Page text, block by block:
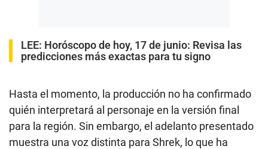
LEE: Horóscopo de hoy, 17 de junio: Revisa las
predicciones más exactas para tu signo
Hasta el momento, la producción no ha confirmado
quién interpretará al personaje en la versión final
para la región. Sin embargo, el adelanto presentado
muestra una voz distinta para Shrek, lo que ha